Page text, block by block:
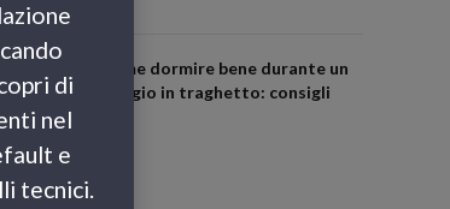
Come dormire bene durante un
viaggio in traghetto: consigli
di
nel
e
tecnici.